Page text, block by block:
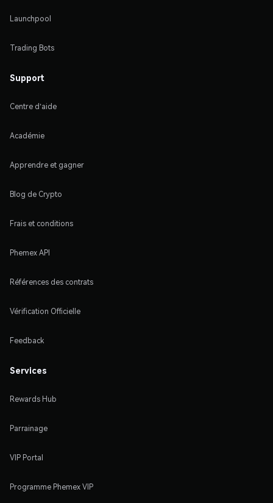
Launchpool
Trading Bots
Support
Centre d'aide
Académie
Apprendre et gagner
Blog de Crypto
Frais et conditions
Phemex API
Références des contrats
Vérification Officielle
Feedback
Services
Rewards Hub
Parrainage
VIP Portal
Programme Phemex VIP